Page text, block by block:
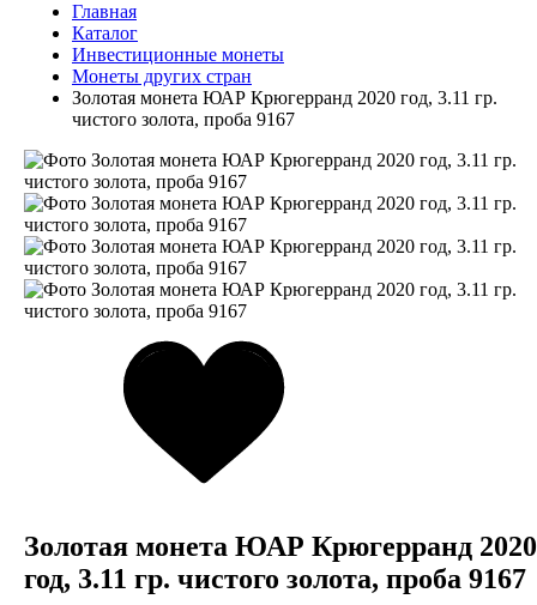
Главная
Каталог
Инвестиционные монеты
Монеты других стран
Золотая монета ЮАР Крюгерранд 2020 год, 3.11 гр.
чистого золота, проба 9167
Золотая монета ЮАР Крюгерранд 2020
год, 3.11 гр. чистого золота, проба 9167